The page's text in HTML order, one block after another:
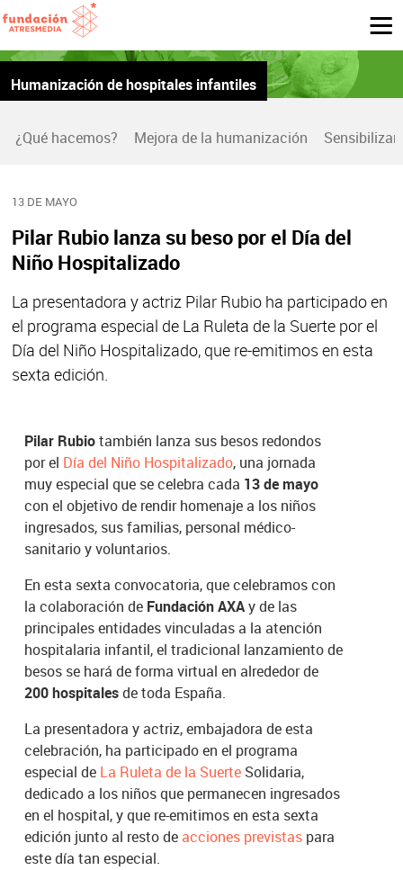
Humanización de hospitales infantiles
¿Qué hacemos? Mejora de la humanización Sensibilizar
13 DE MAYO
Pilar Rubio lanza su beso por el Día del
Niño Hospitalizado
La presentadora y actriz Pilar Rubio ha participado en
el programa especial de La Ruleta de la Suerte por el
Día del Niño Hospitalizado, que re-emitimos en esta
sexta edición.
Pilar Rubiotambién lanza sus besos redondos
por el Día del Niño Hospitalizado, una jornada
muy especial que se celebra cada 13 de mayo
con el objetivo de rendir homenaje a los niños
ingresados, sus familias, personal médico-
sanitario y voluntarios.
En esta sexta convocatoria, que celebramos con
la colaboración de Fundación AXAy de las
principales entidades vinculadas a la atención
hospitalaria infantil, el tradicional lanzamiento de
besos se hará de forma virtual en alrededor de
200 hospitalesde toda España.
La presentadora y actriz, embajadora de esta
celebración, ha participado en el programa
especial de La Ruleta de la Suerte Solidaria,
dedicado a los niños que permanecen ingresados
en el hospital, y que re-emitimos en esta sexta
edición junto al resto de acciones previstas para
este día tan especial.